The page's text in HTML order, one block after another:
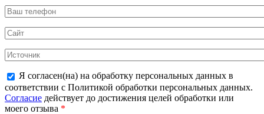
Я согласен(на) на обработку персональных данных в
соответствии с Политикой обработки персональных данных.
Согласие действует до достижения целей обработки или
моего отзыва *